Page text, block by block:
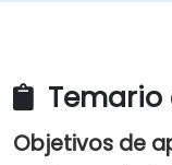
Temario
Objetivos de